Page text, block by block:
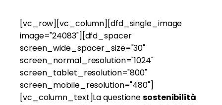
[vc_row][vc_column][dfd_single_image
image="24083"][dfd_spacer
screen_wide_spacer_size="30"
screen_normal_resolution="1024"
screen_tablet_resolution="800"
screen_mobile_resolution="480"]
[vc_column_text]La questionesostenibilità